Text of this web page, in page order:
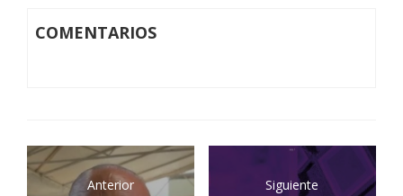
COMENTARIOS
Anterior Siguiente